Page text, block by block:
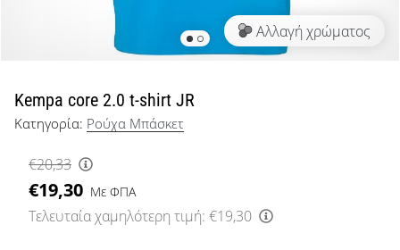
μπάσκετ
όπως
εμείς;
μαζί
μας
ως
πρεσβευτής
Αλλαγή χρώματος
Kempa core 2.0 t-shirt JR
Κατηγορία: Ρούχα Μπάσκετ
€20,33
€19,30 Με ΦΠΑ
Τελευταία χαμηλότερη τιμή: €19,30